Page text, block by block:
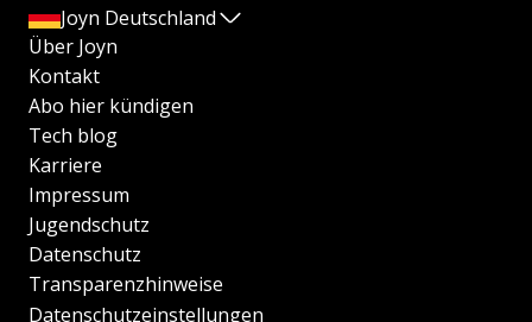
Joyn Deutschland
Über Joyn
Kontakt
Abo hier kündigen
Tech blog
Karriere
Impressum
Jugendschutz
Datenschutz
Transparenzhinweise
Datenschutzeinstellungen